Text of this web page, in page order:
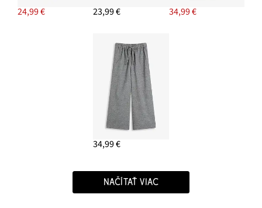
24,99 € 23,99 € 34,99 €
34,99 €
NAČÍTAŤ VIAC